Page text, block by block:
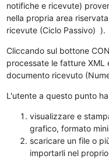
notifiche e ricevute)
nella propria area
ricevute (Ciclo Passivo) ).
Cliccando sul bottone
processate le fatture
documento ricevuto
L'utente a questo punto
visualizzare e
grafico, formato
scaricare un file o
importarli nel